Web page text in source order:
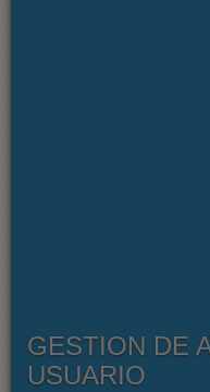
GESTION DE
USUARIO